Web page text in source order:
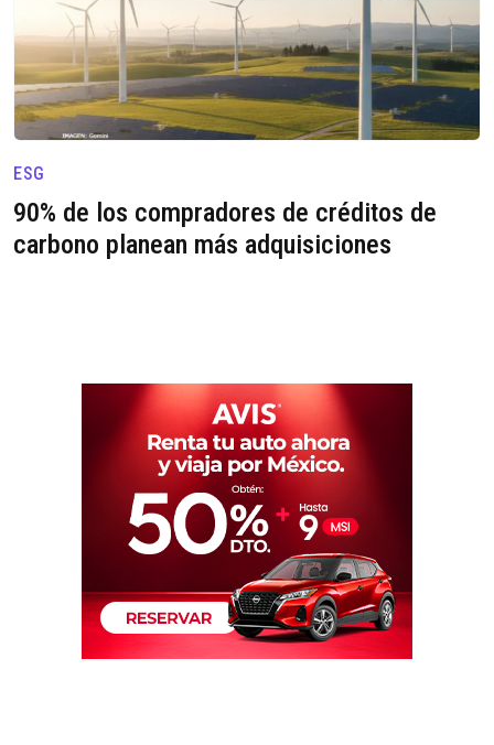
ESG
90% de los compradores de créditos de
carbono planean más adquisiciones